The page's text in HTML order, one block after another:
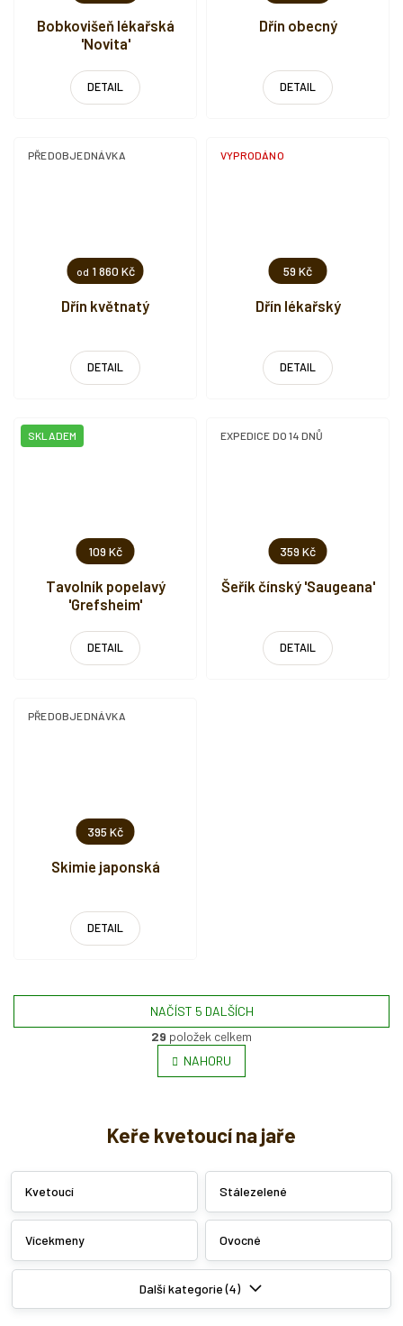
Bobkovišeň lékařská
'Novita'
DETAIL
Dřín obecný
DETAIL
od 1 860 Kč
Dřín květnatý
PŘEDOBJEDNÁVKA
DETAIL
59 Kč
Dřín lékařský
VYPRODÁNO
DETAIL
109 Kč
Tavolník popelavý
'Grefsheim'
SKLADEM
DETAIL
359 Kč
Šeřík čínský 'Saugeana'
EXPEDICE DO 14 DNŮ
DETAIL
395 Kč
Skimie japonská
PŘEDOBJEDNÁVKA
DETAIL
O
v
l
a
c
p
v
v
ý
p
NAČÍST 5 DALŠÍCH
29 položek celkem
NAHORU
Keře kvetoucí na jaře
Kvetoucí Stálezelené
Vícekmeny Ovocné
Další kategorie (4)